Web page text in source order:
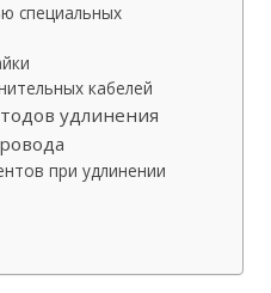
специальных
кабелей
удлинения
при удлинении